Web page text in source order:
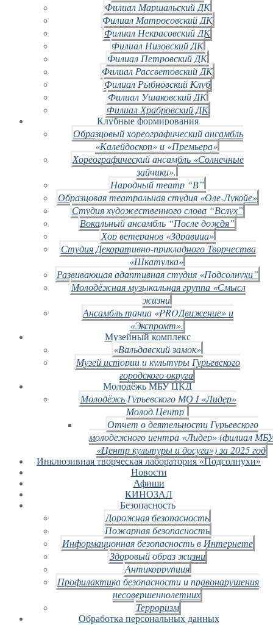
Филиал Маршальский ДК
Филиал Матросовский ДК
Филиал Некрасовский ДК
Филиал Низовский ДК
Филиал Петровский ДК
Филиал Рассветовский ДК
Филиал Рыбновский Клуб
Филиал Ушаковский ДК
Филиал Храбровский ДК
Клубные формирования
Образцовый хореографический ансамбль
«Калейдоскоп» и «Премьера»
Хореографический ансамбль «Солнечные
зайчики».
Народный театр “В”
Образцовая театральная студия «Оле-Лукойе»
Студия художественного слова “Вслух”
Вокальный ансамбль “После дождя”
Хор ветеранов «Здравица»
Студия Декоративно-прикладного Творчества
«Шкатулка»
Развивающая адаптивная студия «Подсолнухи”
Молодёжная музыкальная группа «Смысл
жизни
Ансамбль танца «PROДвижение» и
«Экспромт».
Музейный комплекс
«Вальдавский замок»
Музей истории и культуры Гурьевского
городского округа
Молодёжь МБУ ЦКД
Молодёжь Гурьевского МО I «Лидер»
Молод.Центр
Отчет о деятельности Гурьевского
молодежного центра «Лидер» (филиал
«Центр культуры и досуга») за 2025 год
Инклюзивная творческая лаборатория «Подсолнухи»
Новости
Афиши
КИНОЗАЛ
Безопасность
Дорожная безопасность
Пожарная безопасность
Информационная безопасность в Интернете
Здоровый образ жизни
Антикоррупция
Профилактика безопасности и правонарушения
несовершеннолетних
Терроризм
Обработка персональных данных